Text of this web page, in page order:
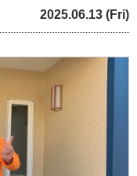
2025.06.13 (Fri)